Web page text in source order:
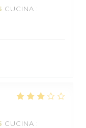
CUCINA :
CUCINA :